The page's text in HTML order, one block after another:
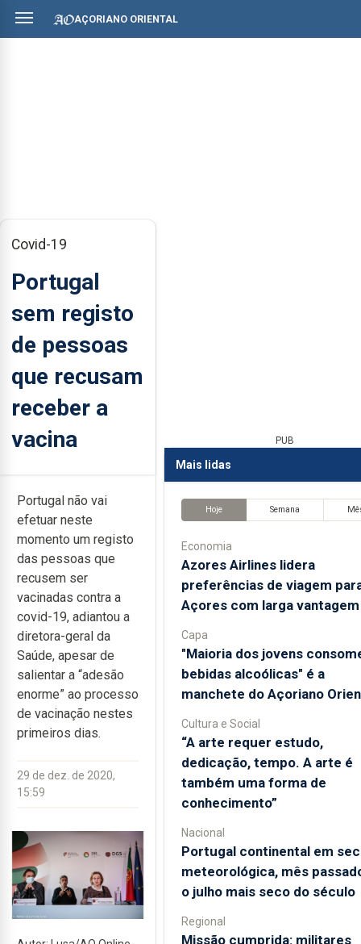
AÇORIANO ORIENTAL
Covid-19
Portugal
sem registo
de pessoas
que recusam
receber a
vacina
Portugal não vai
efetuar neste
momento um registo
das pessoas que
recusem ser
vacinadas contra a
covid-19, adiantou a
diretora-geral da
Saúde, apesar de
salientar a “adesão
enorme” ao processo
de vacinação nestes
primeiros dias.
29 de dez. de 2020,
15:59
PUB
Mais lidas
Hoje Semana
Economia
Azores Airlines lidera
preferências de viagem
Açores com larga vantagem
Capa
"Maioria dos jovens
bebidas alcoólicas" é a
manchete do Açoriano
Cultura e Social
“A arte requer estudo,
dedicação, tempo. A arte é
também uma forma de
conhecimento”
Nacional
Portugal continental em
meteorológica, mês
o julho mais seco do século
Regional
Missão cumprida: militares